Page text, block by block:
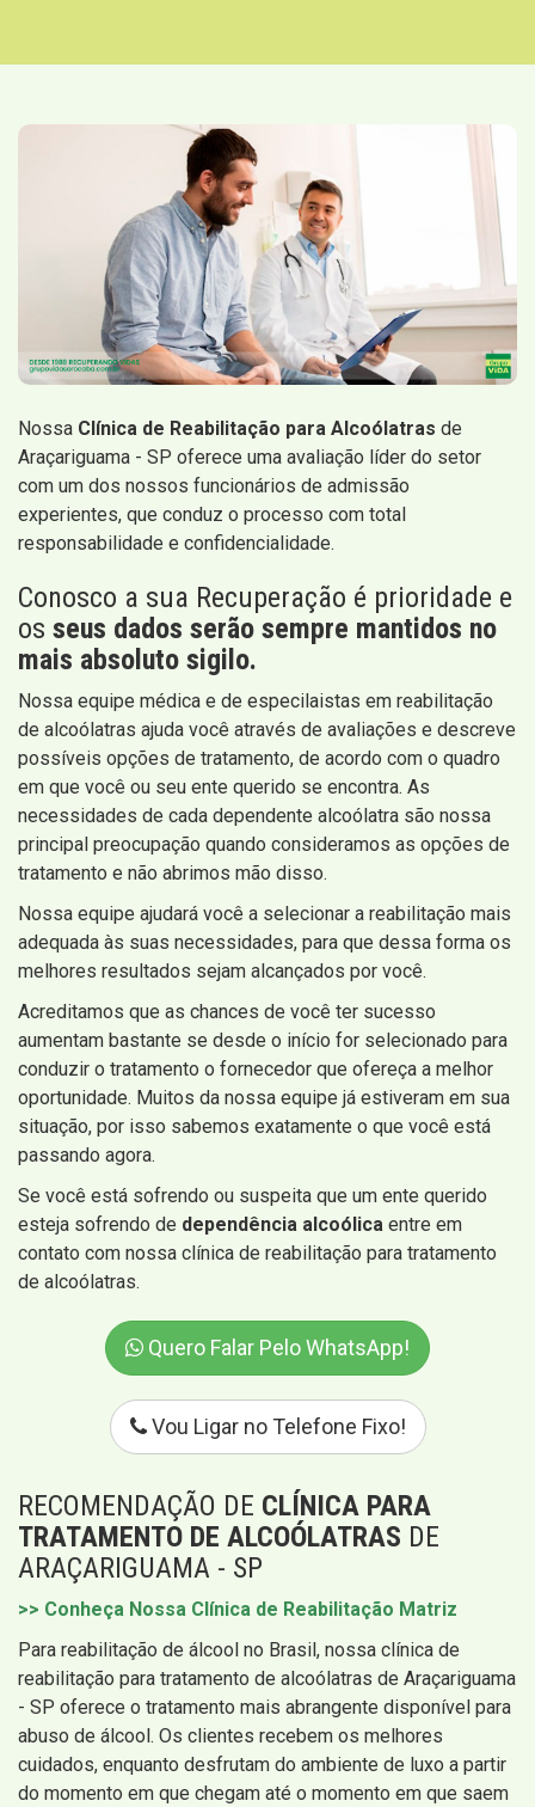
Nossa Clínica de Reabilitação para Alcoólatras de
Araçariguama - SP oferece uma avaliação líder do setor
com um dos nossos funcionários de admissão
experientes, que conduz o processo com total
responsabilidade e confidencialidade.
Conosco a sua Recuperação é prioridade e
os seus dados serão sempre mantidos no
mais absoluto sigilo.
Nossa equipe médica e de especilaistas em reabilitação
de alcoólatras ajuda você através de avaliações e descreve
possíveis opções de tratamento, de acordo com o quadro
em que você ou seu ente querido se encontra. As
necessidades de cada dependente alcoólatra são nossa
principal preocupação quando consideramos as opções de
tratamento e não abrimos mão disso.
Nossa equipe ajudará você a selecionar a reabilitação mais
adequada às suas necessidades, para que dessa forma os
melhores resultados sejam alcançados por você.
Acreditamos que as chances de você ter sucesso
aumentam bastante se desde o início for selecionado para
conduzir o tratamento o fornecedor que ofereça a melhor
oportunidade. Muitos da nossa equipe já estiveram em sua
situação, por isso sabemos exatamente o que você está
passando agora.
Se você está sofrendo ou suspeita que um ente querido
esteja sofrendo de dependência alcoólica entre em
contato com nossa clínica de reabilitação para tratamento
de alcoólatras.
Quero Falar Pelo WhatsApp!
Vou Ligar no Telefone Fixo!
RECOMENDAÇÃO DE CLÍNICA PARA
TRATAMENTO DE ALCOÓLATRAS DE
ARAÇARIGUAMA - SP
>> Conheça Nossa Clínica de Reabilitação Matriz
Para reabilitação de álcool no Brasil, nossa clínica de
reabilitação para tratamento de alcoólatras de Araçariguama
- SP oferece o tratamento mais abrangente disponível para
abuso de álcool. Os clientes recebem os melhores
cuidados, enquanto desfrutam do ambiente de luxo a partir
do momento em que chegam até o momento em que saem